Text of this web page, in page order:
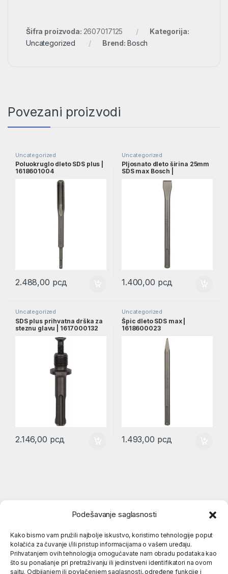
Podešavanje saglasnosti
Kako bismo vam pružili najbolje iskustvo, koristimo tehnologije poput
kolačića za čuvanje i/ili pristup informacijama o vašem uređaju.
Prihvatanjem ovih tehnologija omogućavate nam obradu podataka kao
što su ponašanje pri pretraživanju ili jedinstveni identifikatori na ovom
sajtu. Odbijanjem ili povlačenjem saglasnosti, određene funkcije i
Šifra proizvoda: 2607017125
Kategorija:
Uncategorized
Brend: Bosch
Povezani proizvodi
Uncategorized
Poluokruglo dleto SDS plus |
1618601004
2.488,00 рсд
Uncategorized
Pljosnato dleto širina 25mm
SDS max Bosch |
1.400,00 рсд
Uncategorized
SDS plus prihvatna drška za
steznu glavu | 1617000132
2.146,00 рсд
Uncategorized
Špic dleto SDS max |
1618600023
1.493,00 рсд
Popularne kategorije